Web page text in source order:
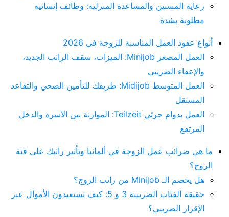
رعاية المسنين والمساعدة المنزلية: وظائف إنسانية
مطلوبة بشدة
أنواع عقود العمل المناسبة للزوجة في 2026
العمل المصغر Minijob: الميزات، سقف الراتب الجديد،
والإعفاء الضريبي
العمل المتوسط Midijob: طريقك للتأمين الصحي والتقاعد
المستقل
العمل بدوام جزئي Teilzeit: الموازنة بين الأسرة والدخل
المرتفع
ما هي ضرائب عمل الزوجة في ألمانيا وتأثير راتبك على فئة
الزوج؟
هل يخصم الـ Minijob من راتب الزوج؟
حقيقة الفئات الضريبية 3 و 5: كيف تستعيدون الأموال عبر
الإقرار الضريبي؟